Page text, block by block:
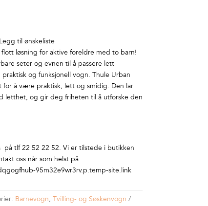
Legg til ønskeliste
løsning for aktive foreldre med to barn!
seter og evnen til å passere lett
og funksjonell vogn. Thule Urban
for å være praktisk, lett og smidig. Den lar
letthet, og gir deg friheten til å utforske den
på tlf 22 52 22 52. Vi er tilstede i butikken
oss når som helst på
95m32e9wr3rv.p.temp-site.link
Barnevogn, Tvilling- og Søskenvogn